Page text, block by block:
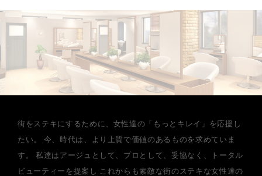
街をステキにするために、女性達の「もっとキレイ」を応援し
たい。
今、時代は、より上質で価値のあるものを求めていま
す。
私達はアージュとして、プロとして、妥協なく、トータル
ビューティーを提案し これからも素敵な街のステキな女性達の